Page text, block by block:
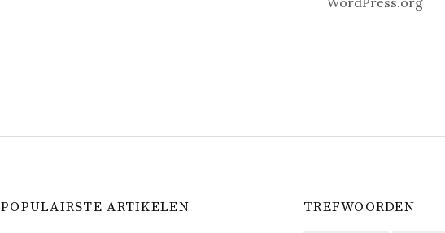
POPULAIRSTE ARTIKELEN TREFWOORDEN